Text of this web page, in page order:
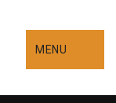
MENU